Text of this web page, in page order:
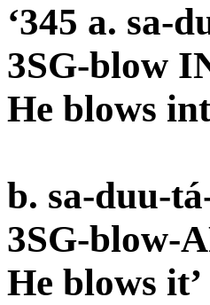
‘345 a. sa-
3SG-blow
He blows
b. sa-duu-tá
3SG-blow-
He blows it’